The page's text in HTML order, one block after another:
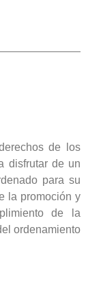
de los
disfrutar de un
para su
la promoción y
de la
ordenamiento